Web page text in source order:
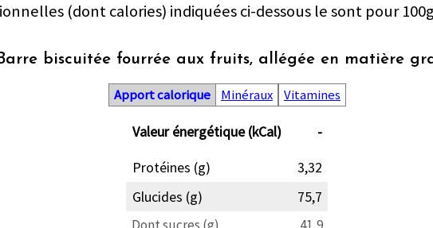
(dont calories) indiquées ci-dessous le sont pour
biscuitée fourrée aux fruits, allégée en matière
Apport calorique Minéraux Vitamines
Valeur énergétique (kCal)
-
Protéines (g)
3,32
Glucides (g)
75,7